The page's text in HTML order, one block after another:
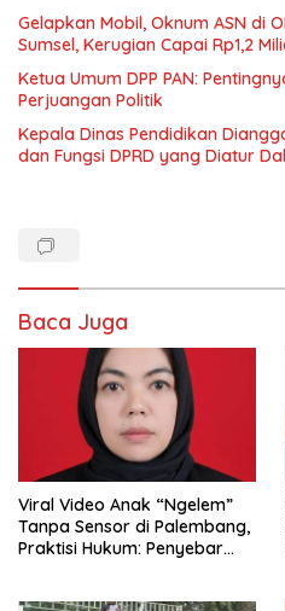
Gelapkan Mobil, Oknum ASN di
Sumsel, Kerugian Capai Rp1,2
Ketua Umum DPP PAN:
Perjuangan Politik
Kepala Dinas Pendidikan
dan Fungsi DPRD yang Diatur
Baca Juga
Viral Video Anak “Ngelem”
Tanpa Sensor di Palembang,
Praktisi Hukum: Penyebar